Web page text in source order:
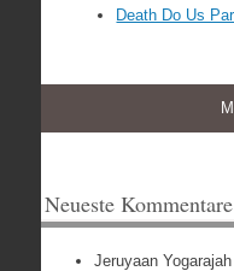
Death Do Us
Neueste Kommentare
Jeruyaan Yogarajah